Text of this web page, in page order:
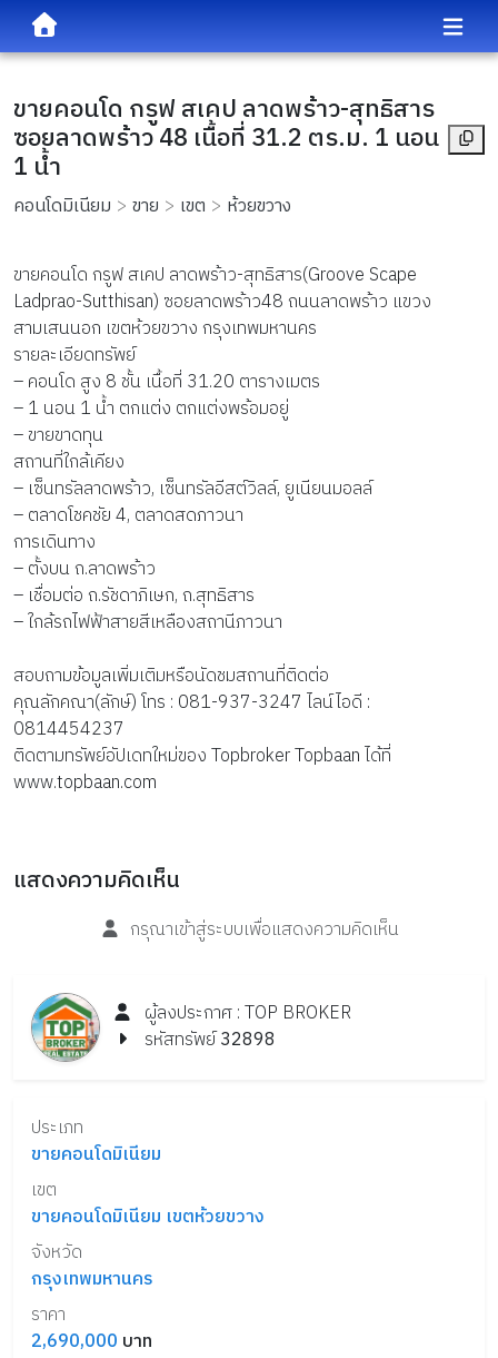
ขายคอนโด กรูฟ สเคป ลาดพร้าว-สุทธิสาร
ซอยลาดพร้าว 48 เนื้อที่ 31.2 ตร.ม. 1 นอน
1 น้ำ
คอนโดมิเนียม ขาย เขต ห้วยขวาง
ขายคอนโด กรูฟ สเคป ลาดพร้าว-สุทธิสาร(Groove Scape
Ladprao-Sutthisan) ซอยลาดพร้าว48 ถนนลาดพร้าว แขวง
สามเสนนอก เขตห้วยขวาง กรุงเทพมหานคร
รายละเอียดทรัพย์
– คอนโด สูง 8 ชั้น เนื้อที่ 31.20 ตารางเมตร
– 1 นอน 1 น้ำ ตกแต่ง ตกแต่งพร้อมอยู่
– ขายขาดทุน
สถานที่ใกล้เคียง
– เซ็นทรัลลาดพร้าว, เซ็นทรัลอีสต์วิลล์, ยูเนียนมอลล์
– ตลาดโชคชัย 4, ตลาดสดภาวนา
การเดินทาง
– ตั้งบน ถ.ลาดพร้าว
– เชื่อมต่อ ถ.รัชดาภิเษก, ถ.สุทธิสาร
– ใกล้รถไฟฟ้าสายสีเหลืองสถานีภาวนา
สอบถามข้อมูลเพิ่มเติมหรือนัดชมสถานที่ติดต่อ
คุณลักคณา(ลักษ์) โทร : 081-937-3247 ไลน์ไอดี :
0814454237
ติดตามทรัพย์อัปเดทใหม่ของ Topbroker Topbaan ได้ที่
www.topbaan.com
แสดงความคิดเห็น
กรุณาเข้าสู่ระบบเพื่อแสดงความคิดเห็น
ผู้ลงประกาศ :TOP BROKER
รหัสทรัพย์32898
ประเภท
ขายคอนโดมิเนียม
เขต
ขายคอนโดมิเนียม เขตห้วยขวาง
จังหวัด
กรุงเทพมหานคร
ราคา
2,690,000 บาท